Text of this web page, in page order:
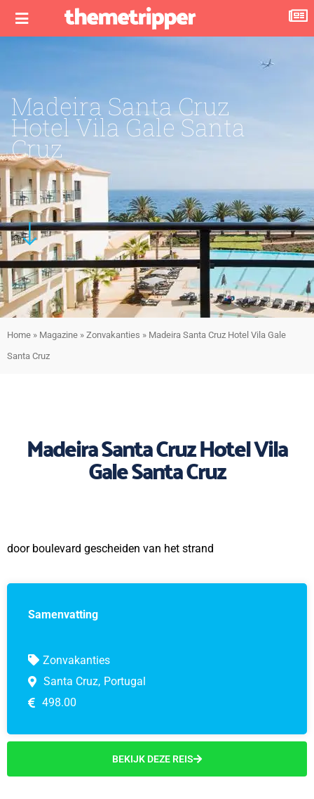
Madeira Santa Cruz
Hotel Vila Gale Santa
Cruz
Home » Magazine » Zonvakanties » Madeira Santa Cruz Hotel Vila Gale
Santa Cruz
Madeira Santa Cruz Hotel Vila
Gale Santa Cruz
door boulevard gescheiden van het strand
Samenvatting
Zonvakanties
Santa Cruz, Portugal
498.00
BEKIJK DEZE REIS